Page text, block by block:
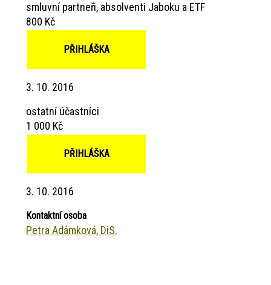
smluvní partneři, absolventi Jaboku a ETF
800 Kč
PŘIHLÁŠKA
3. 10. 2016
ostatní účastníci
1 000 Kč
PŘIHLÁŠKA
3. 10. 2016
Kontaktní osoba
Petra Adámková, DiS.